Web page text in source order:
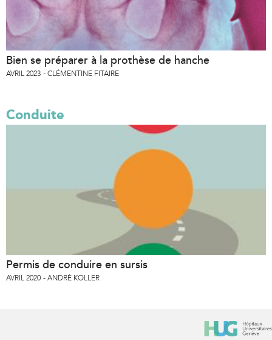
Bien se préparer à la prothèse de hanche
AVRIL 2023 CLÉMENTINE FITAIRE
Conduite
Permis de conduire en sursis
AVRIL 2020 ANDRÉ KOLLER